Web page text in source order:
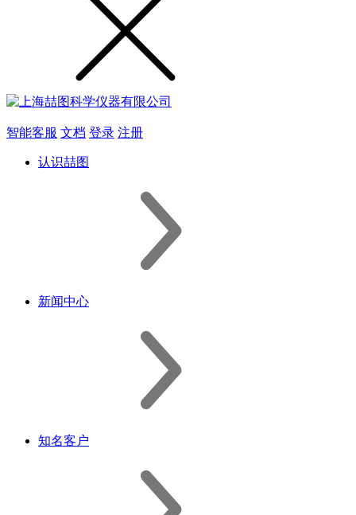
智能客服 文档 登录 注册
认识喆图
新闻中心
知名客户